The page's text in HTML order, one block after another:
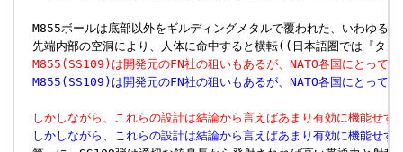
M855ボールは底部以外をギルディングメタルで覆われた、いわゆる
M855(SS109)は開発元のFN社の狙いもあるが、NATO各国にとって
M855(SS109)は開発元のFN社の狙いもあるが、NATO各国にとって
しかしながら、これらの設計は結論から言えばあまり有効に機能せず
しかしながら、これらの設計は結論から言えばあまり有効に機能せず